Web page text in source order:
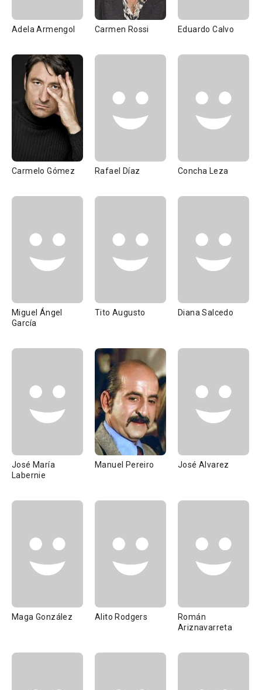
Adela Armengol Carmen Rossi Eduardo Calvo
Carmelo Gómez Rafael Díaz Concha Leza
Miguel Ángel
García
Tito Augusto Diana Salcedo
José María
Labernie
Manuel Pereiro José Alvarez
Maga González Alito Rodgers
Román
Ariznavarreta